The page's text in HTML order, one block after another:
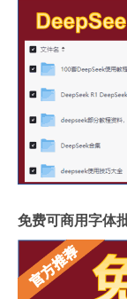
免费可商用字体